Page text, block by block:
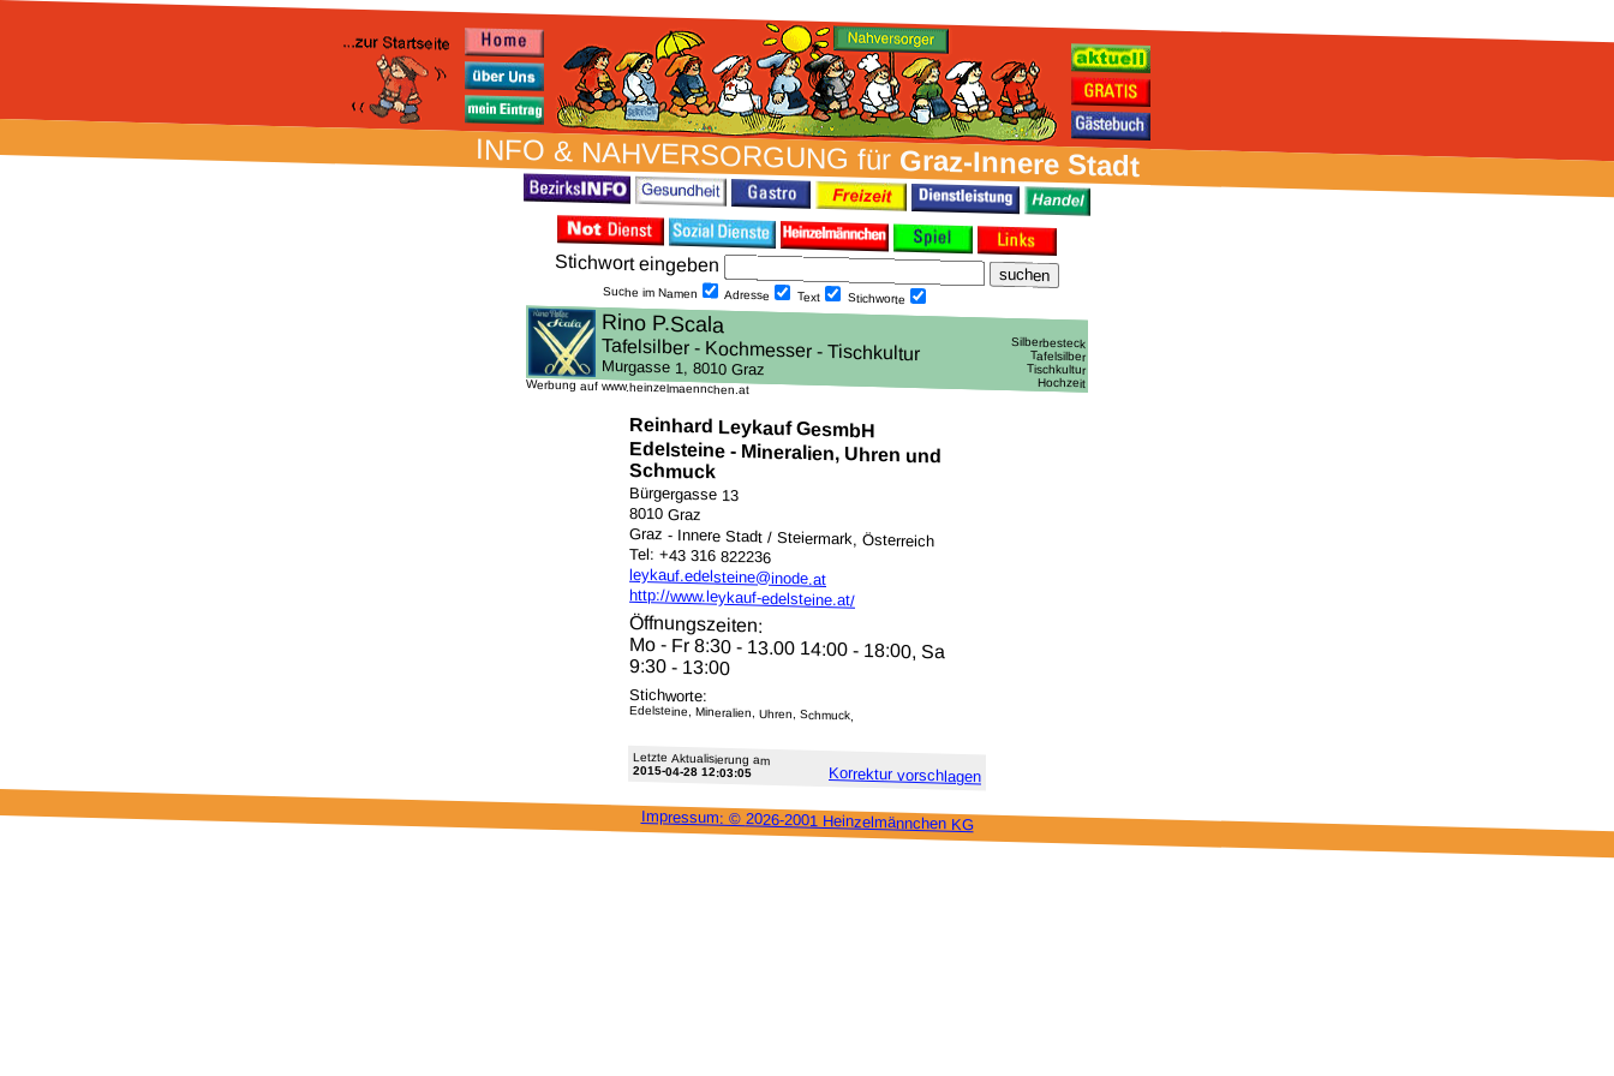
INFO & NAH­VER­SORG­UNG fürGraz-Innere Stadt
Stich­wort ein­geben
Suche im Namen Adresse Text Stich­worte
Werbung auf www.heinzelmaennchen.at
Reinhard Leykauf GesmbH
Edelsteine - Mineralien, Uhren und
Schmuck
Bürgergasse 13
8010 Graz
Graz - Innere Stadt / Steiermark, Österreich
Tel: +43 316 822236
leykauf.edelsteine@inode.at
http://www.leykauf-edelsteine.at/
Öffnungszeiten:
Mo - Fr 8:30 - 13.00 14:00 - 18:00, Sa
9:30 - 13:00
Stichworte:
Edelsteine, Mineralien, Uhren, Schmuck,
Letzte Aktu­alisie­rung am
2015-04-28 12:03:05 Korrektur vor­schlagen
Impressum: © 2026-2001 Heinzel­männchen KG